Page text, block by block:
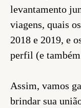
levantamento
viagens, quais
2018 e 2019, e
perfil (e
Assim, vamos
brindar sua